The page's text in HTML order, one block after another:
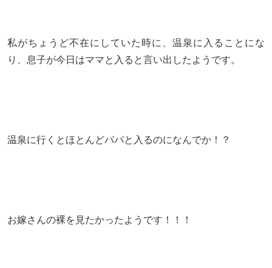
私がちょうど不在にしていた時に、温泉に入ることにな
り、息子が今日はママと入ると言い出したようです。
温泉に行くとほとんどパパと入るのになんでか！？
お嫁さんの裸を見たかったようです！！！